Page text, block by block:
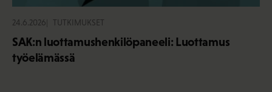
24.6.2026 TUTKIMUKSET
SAK:n luottamushenkilöpaneeli: Luottamus
työelämässä